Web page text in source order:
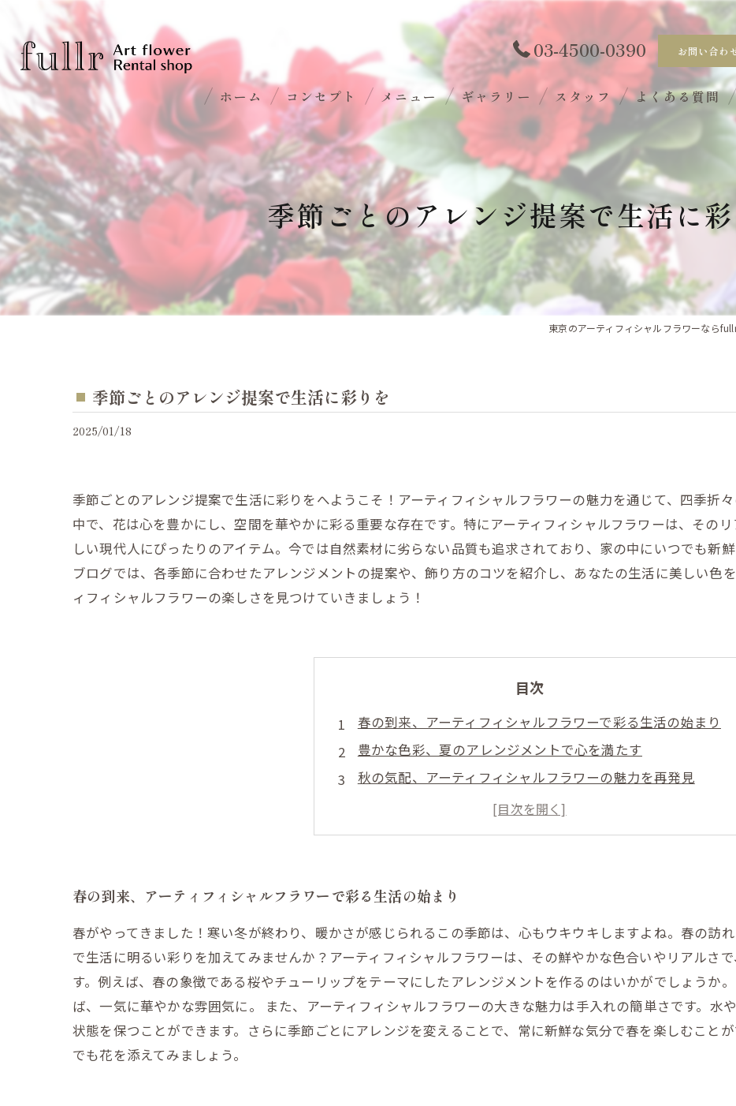
03-4500-0390 お問い合わ
ホーム コンセプト メニュー ギャラリー スタッフ よくある質問
季節ごとのアレンジ提案で生活に
東京のアーティフィシャルフラワーなら
季節ごとのアレンジ提案で生活に彩りを
2025/01/18
季節ごとのアレンジ提案で生活に彩りをへようこそ！アーティフィシャルフラワーの魅力を通じて、四季折
中で、花は心を豊かにし、空間を華やかに彩る重要な存在です。特にアーティフィシャルフラワーは、その
しい現代人にぴったりのアイテム。今では自然素材に劣らない品質も追求されており、家の中にいつでも新
ブログでは、各季節に合わせたアレンジメントの提案や、飾り方のコツを紹介し、あなたの生活に美しい色
ィフィシャルフラワーの楽しさを見つけていきましょう！
目次
春の到来、アーティフィシャルフラワーで彩る生活の始まり
豊かな色彩、夏のアレンジメントで心を満たす
秋の気配、アーティフィシャルフラワーの魅力を再発見
冬の温もり、家を飾るアレンジ技術の紹介
四季折々の花で作るクリエイティブなライフスタイル
日常生活に彩りを、アレンジメントで迎える新しい季節
春の到来、アーティフィシャルフラワーで彩る生活の始まり
春がやってきました！寒い冬が終わり、暖かさが感じられるこの季節は、心もウキウキしますよね。春の訪
で生活に明るい彩りを加えてみませんか？アーティフィシャルフラワーは、その鮮やかな色合いやリアルさ
す。例えば、春の象徴である桜やチューリップをテーマにしたアレンジメントを作るのはいかがでしょうか
ば、一気に華やかな雰囲気に。 また、アーティフィシャルフラワーの大きな魅力は手入れの簡単さです。水
状態を保つことができます。さらに季節ごとにアレンジを変えることで、常に新鮮な気分で春を楽しむこと
でも花を添えてみましょう。